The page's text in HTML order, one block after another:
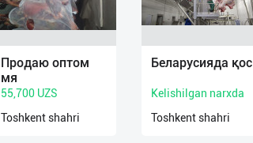
Продаю оптом
мя
55,700 UZS
Toshkent shahri
Беларусияда қос
Kelishilgan narxda
Toshkent shahri